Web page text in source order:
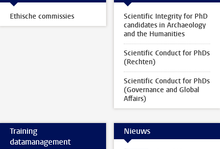
Ethische commissies
Scientific Integrity for PhD
candidates in Archaeology
and the Humanities
Scientific Conduct for PhDs
(Rechten)
Scientific Conduct for PhDs
(Governance and Global
Affairs)
Training
datamanagement
Nieuws